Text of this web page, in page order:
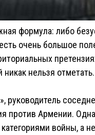
формула: либо
очень большое
нельзя отметать.
против Армении.
войны, а